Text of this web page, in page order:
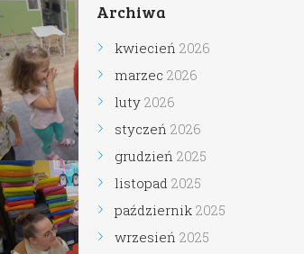
Archiwa
kwiecień 2026
marzec 2026
luty 2026
styczeń 2026
grudzień 2025
listopad 2025
październik 2025
wrzesień 2025